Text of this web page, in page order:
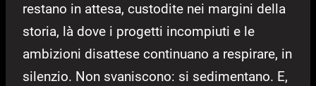
restano in attesa, custodite nei margini della
storia, là dove i progetti incompiuti e le
ambizioni disattese continuano a respirare, in
silenzio. Non svaniscono: si sedimentano. E,